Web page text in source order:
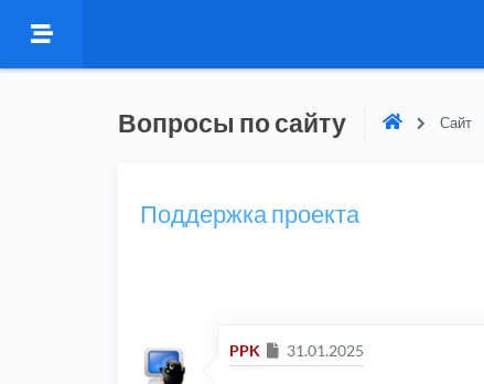
Вопросы по сайту Сайт
Поддержка проекта
PPK Сообщение
31.01.2025